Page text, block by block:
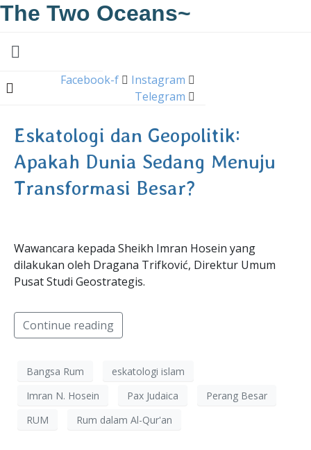
The Two Oceans~
Facebook-f
Instagram
Telegram
Eskatologi dan Geopolitik:
Apakah Dunia Sedang Menuju
Transformasi Besar?
Wawancara kepada Sheikh Imran Hosein yang
dilakukan oleh Dragana Trifković, Direktur Umum
Pusat Studi Geostrategis.
Continue reading
Bangsa Rum
eskatologi islam
Imran N. Hosein
Pax Judaica
Perang Besar
RUM
Rum dalam Al-Qur'an